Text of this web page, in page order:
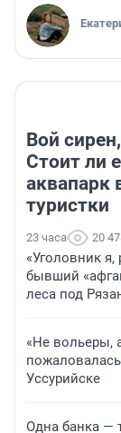
Вой
Стоит ли
аквапарк
туристки
23 часа 20
«Уголовник
бывший
леса под
«Не вольеры,
Уссурийске
Одна банка —